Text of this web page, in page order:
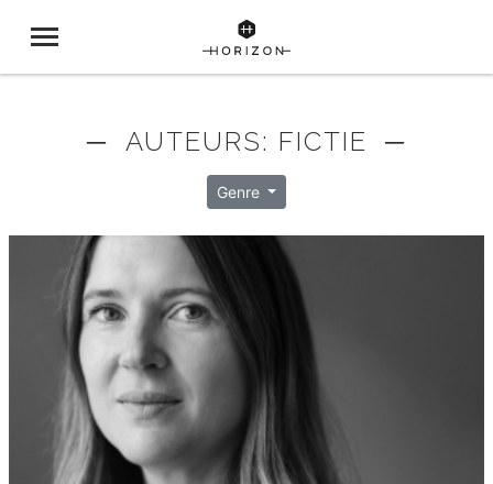
─ AUTEURS: FICTIE ─
Genre